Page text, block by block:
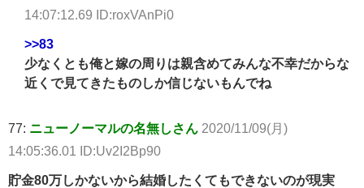
14:07:12.69 ID:roxVAnPi0
>>83
少なくとも俺と嫁の周りは親含めてみんな不幸だからな
近くで見てきたものしか信じないもんでね
77: ニューノーマルの名無しさん 2020/11/09(月)
14:05:36.01 ID:Uv2I2Bp90
貯金80万しかないから結婚したくてもできないのが現実